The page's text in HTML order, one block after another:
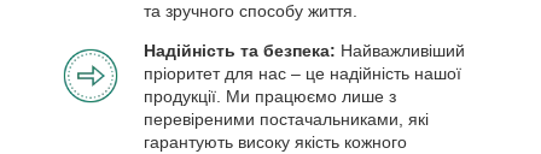
та зручного способу життя.
Надійність та безпека: Найважливіший
пріоритет для нас – це надійність нашої
продукції. Ми працюємо лише з
перевіреними постачальниками, які
гарантують високу якість кожного